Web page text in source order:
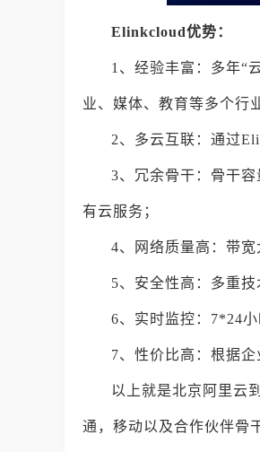
Elinkcloud优势：
1、经验丰富：多年“
业、媒体、教育等多个行
2、多云互联：通过
3、冗余骨干：骨干
有云服务；
4、网络质量高：带
5、安全性高：多重
6、实时监控：7*24
7、性价比高：根据
以上就是北京阿里云
通，移动以及合作伙伴骨